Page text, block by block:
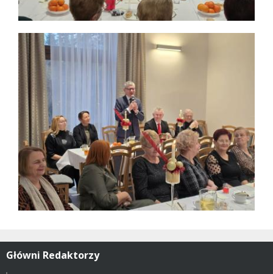
Główni Redaktorzy